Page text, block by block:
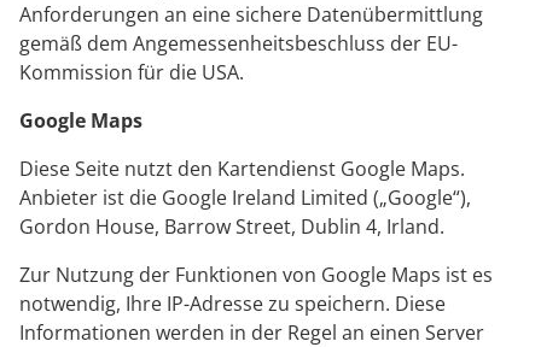
Anforderungen an eine sichere Datenübermittlung
gemäß dem Angemessenheitsbeschluss der EU-
Kommission für die USA.
Google Maps
Diese Seite nutzt den Kartendienst Google Maps.
Anbieter ist die Google Ireland Limited („Google“),
Gordon House, Barrow Street, Dublin 4, Irland.
Zur Nutzung der Funktionen von Google Maps ist es
notwendig, Ihre IP-Adresse zu speichern. Diese
Informationen werden in der Regel an einen Server